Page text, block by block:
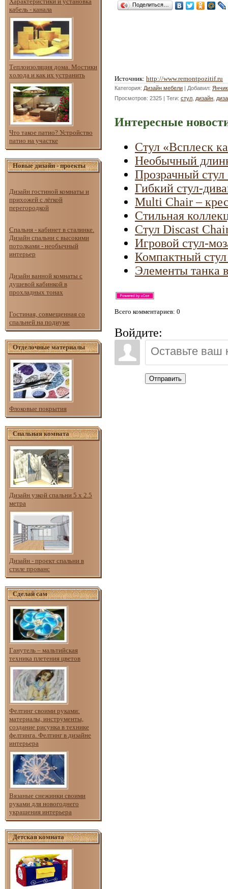
кабель - канала
Теплоизоляция дома. Мостики
холода и как их устранить
Что такое патио? Устройство
патио на участке
Новые дизайн - проекты
Дизайн гостиной комнаты и
прихожей с лёгкой
перегородкой
Спальня - кабинет в сталинке.
Дизайн спальни с высокими
потолками - необычный
интерьер
Дизайн ванной комнаты с
душевой кабинкой в
прохладных тонах
Гостиная, совмещенная со
спальней на подиуме
Отделочные материалы
Флоковые покрытия
Спальная комната
Дизайн узкой спальни 5 х 2.5
метра
Дизайн - проект спальни в
стиле прованс
Сделай сам
Ганутель – мальтийская
техника плетения цветов
Фелтинг своими руками:
материалы, инструменты,
создание рисунка в технике
фелтинга. Фелтинг в дизайне
интерьера
Вязаные снежинки своими
руками для новогоднего
украшения интерьера
Детская комната
Поделиться…
Источник: http://www.remontpozitif.ru
Категория: Дизайн мебели | Добавил: Янчик
Просмотров: 2325 | Теги: стул дизайн
Интересные
Стул «Всплеск
Необычный
Прозрачный стул
Гибкий стул-
Multi Chair –
Стильная
Стул Discast
Игровой стул-
Компактный
Элементы танка
Всего комментариев: 0
Войдите:
Отправить